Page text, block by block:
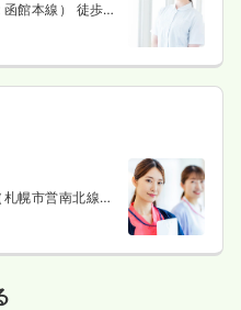
館本線） 徒歩
幌市営南北線）